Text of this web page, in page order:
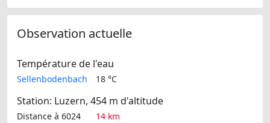
Observation actuelle
Température de l'eau
Sellenbodenbach 18 °C
Station: Luzern, 454 m d'altitude
Distance à 6024
14 km